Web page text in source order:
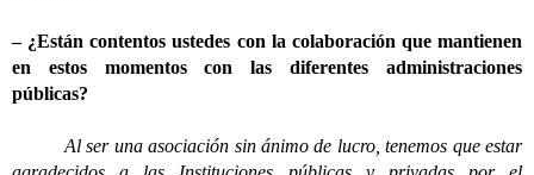
– ¿Están contentos ustedes con la colaboración que mantienen
en estos momentos con las diferentes administraciones
públicas?
Al ser una asociación sin ánimo de lucro, tenemos que estar